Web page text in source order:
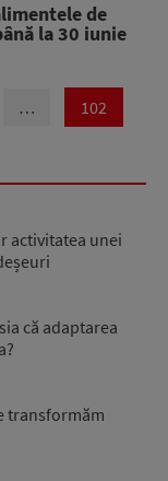
de
la 30 iunie
… 102
activitatea unei
că adaptarea
transformăm